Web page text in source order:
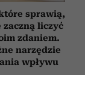
sprawią,
zaczną liczyć
zdaniem.
narzędzie
wpływu